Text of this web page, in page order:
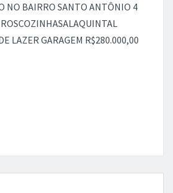
NO BAIRRO SANTO ANTÔNIO 4
LAZER GARAGEM R$280.000,00